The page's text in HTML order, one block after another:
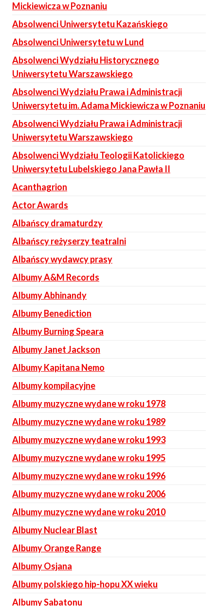
Mickiewicza w Poznaniu
Absolwenci Uniwersytetu Kazańskiego
Absolwenci Uniwersytetu w Lund
Absolwenci Wydziału Historycznego
Uniwersytetu Warszawskiego
Absolwenci Wydziału Prawa i Administracji
Uniwersytetu im. Adama Mickiewicza w Poznaniu
Absolwenci Wydziału Prawa i Administracji
Uniwersytetu Warszawskiego
Absolwenci Wydziału Teologii Katolickiego
Uniwersytetu Lubelskiego Jana Pawła II
Acanthagrion
Actor Awards
Albańscy dramaturdzy
Albańscy reżyserzy teatralni
Albańscy wydawcy prasy
Albumy A&M Records
Albumy Abhinandy
Albumy Benediction
Albumy Burning Speara
Albumy Janet Jackson
Albumy Kapitana Nemo
Albumy kompilacyjne
Albumy muzyczne wydane w roku 1978
Albumy muzyczne wydane w roku 1989
Albumy muzyczne wydane w roku 1993
Albumy muzyczne wydane w roku 1995
Albumy muzyczne wydane w roku 1996
Albumy muzyczne wydane w roku 2006
Albumy muzyczne wydane w roku 2010
Albumy Nuclear Blast
Albumy Orange Range
Albumy Osjana
Albumy polskiego hip-hopu XX wieku
Albumy Sabatonu